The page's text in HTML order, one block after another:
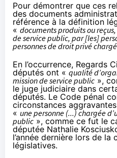
Pour démontrer que ces
des documents
référence à la définition
« documents produits ou
de service public, par [les]
personnes de droit privé
En l’occurrence, Regards
députés ont « qualité
mission de service public »,
le juge judiciaire dans
députés. Le Code pénal
circonstances
« une personne (...) chargée
public », comme ce fut le
députée Nathalie
l’année dernière lors de la
législatives.